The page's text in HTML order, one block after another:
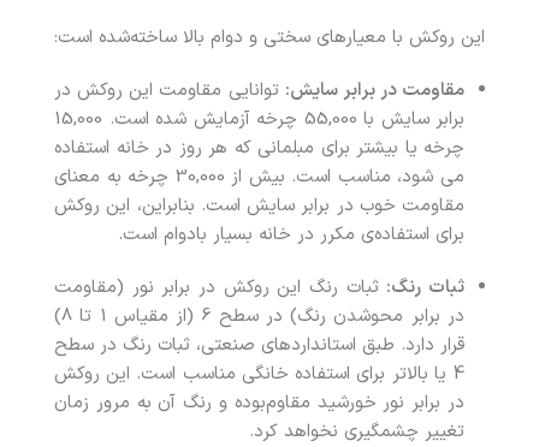
این روکش با معیارهای سختی و دوام بالا ساخته‌شده است:
مقاومت در برابر سایش: توانایی مقاومت این روکش در
برابر سایش با 55,000 چرخه آزمایش شده است. 15,000
چرخه یا بیشتر برای مبلمانی که هر روز در خانه استفاده
می شود، مناسب است. بیش از 30,000 چرخه به معنای
مقاومت خوب در برابر سایش است. بنابراین، این روکش
برای استفاده‌ی مکرر در خانه بسیار بادوام است.
ثبات رنگ: ثبات رنگ این روکش در برابر نور (مقاومت
در برابر محوشدن رنگ) در سطح 6 (از مقیاس 1 تا 8)
قرار دارد. طبق استانداردهای صنعتی، ثبات رنگ در سطح
4 یا بالاتر برای استفاده خانگی مناسب است. این روکش
در برابر نور خورشید مقاوم‌بوده و رنگ آن به مرور زمان
تغییر چشمگیری نخواهد کرد.